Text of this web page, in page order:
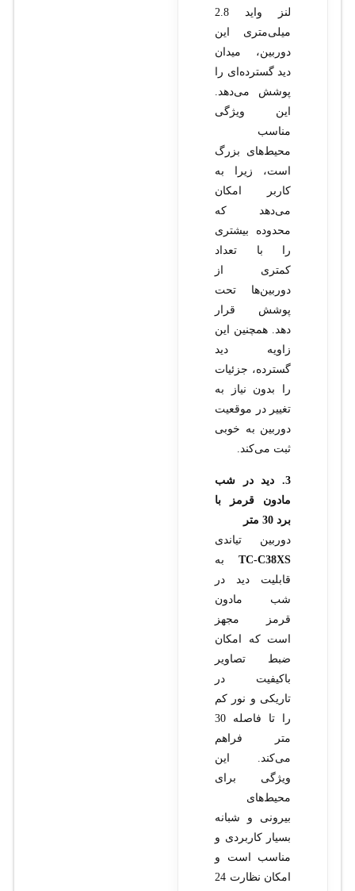
لنز واید 2.8
میلی‌متری این
دوربین، میدان
دید گسترده‌ای را
پوشش می‌دهد.
این ویژگی
مناسب
محیط‌های بزرگ
است، زیرا به
کاربر امکان
می‌دهد که
محدوده بیشتری
را با تعداد
کمتری از
دوربین‌ها تحت
پوشش قرار
دهد. همچنین این
زاویه دید
گسترده، جزئیات
را بدون نیاز به
تغییر در موقعیت
دوربین به خوبی
ثبت می‌کند.
3. دید در شب
مادون قرمز با
برد 30 متر
دوربین تیاندی
TC-C38XSبه
قابلیت دید در
شب مادون
قرمز مجهز
است که امکان
ضبط تصاویر
باکیفیت در
تاریکی و نور کم
را تا فاصله 30
متر فراهم
می‌کند. این
ویژگی برای
محیط‌های
بیرونی و شبانه
بسیار کاربردی و
مناسب است و
امکان نظارت 24